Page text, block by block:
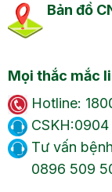
Bản đồ
Mọi thắc mắc
Hotline:
CSKH:0904
Tư vấn
0896 509